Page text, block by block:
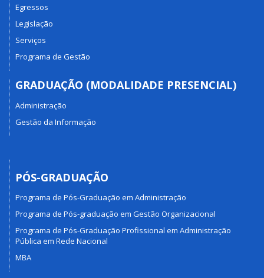
Egressos
Legislação
Serviços
Programa de Gestão
GRADUAÇÃO (MODALIDADE PRESENCIAL)
Administração
Gestão da Informação
PÓS-GRADUAÇÃO
Programa de Pós-Graduação em Administração
Programa de Pós-graduação em Gestão Organizacional
Programa de Pós-Graduação Profissional em Administração
Pública em Rede Nacional
MBA